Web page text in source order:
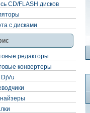
CD/FLASH дисков
с дисками
редакторы
конвертеры
DjVu